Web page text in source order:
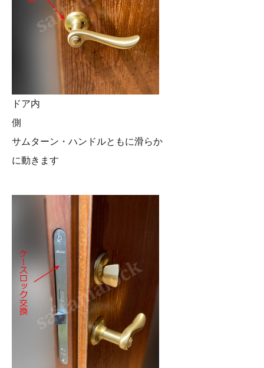
ドア内
側
サムターン・ハンドルともに滑らか
に動きます